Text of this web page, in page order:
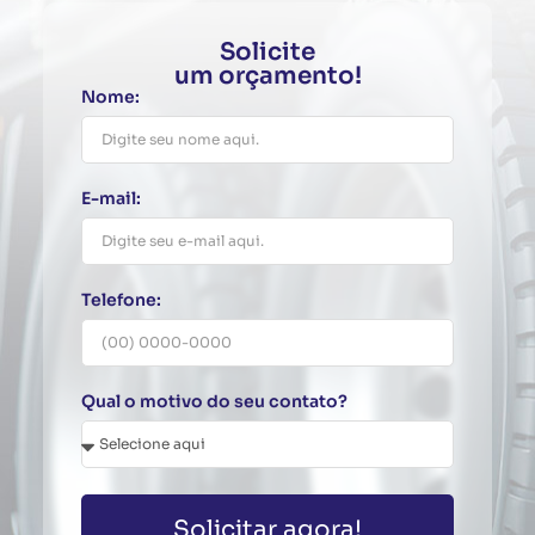
Solicite
um orçamento!
Nome:
E-mail:
Telefone:
Qual o motivo do seu contato?